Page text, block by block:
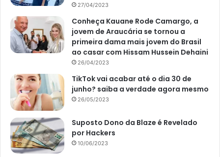
27/04/2023
Conheça Kauane Rode Camargo, a
jovem de Araucária se tornou a
primeira dama mais jovem do Brasil
ao casar com Hissam Hussein Dehaini
26/04/2023
TikTok vai acabar até o dia 30 de
junho? saiba a verdade agora mesmo
26/05/2023
Suposto Dono da Blaze é Revelado
por Hackers
10/06/2023